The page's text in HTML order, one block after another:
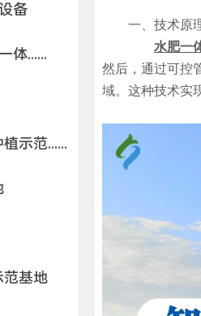
一、技术原
水肥一
然后，通过可控
域。这种技术实
备
体......
示范......
范基地